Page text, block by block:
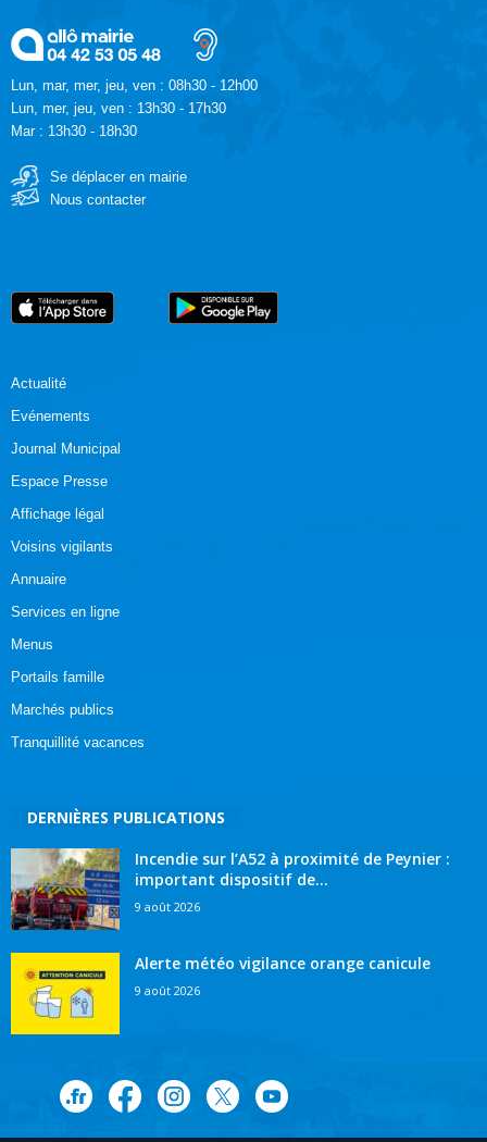
Lun, mar, mer, jeu, ven : 08h30 - 12h00
Lun, mer, jeu, ven : 13h30 - 17h30
Mar : 13h30 - 18h30
Se déplacer en mairie
Nous contacter
Actualité
Evénements
Journal Municipal
Espace Presse
Affichage légal
Voisins vigilants
Annuaire
Services en ligne
Menus
Portails famille
Marchés publics
Tranquillité vacances
DERNIÈRES PUBLICATIONS
Incendie sur l’A52 à proximité de Peynier :
important dispositif de...
9 août 2026
Alerte météo vigilance orange canicule
9 août 2026